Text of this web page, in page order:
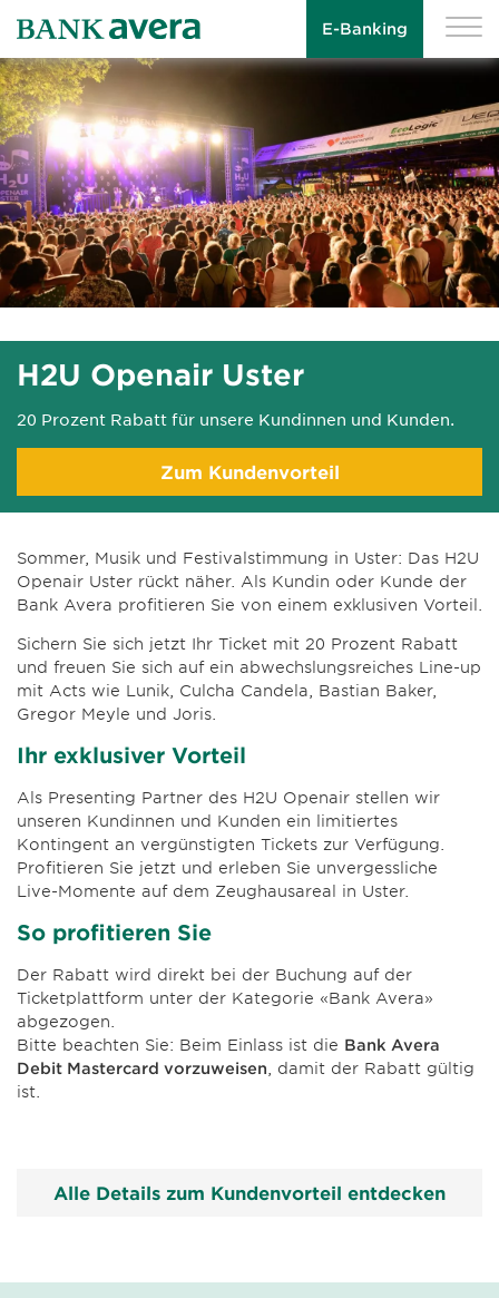
E-Banking
H2U Openair Uster
20 Prozent Rabatt für unsere Kundinnen und Kunden.
Zum Kundenvorteil
Sommer, Musik und Festivalstimmung in Uster: Das H2U
Openair Uster rückt näher. Als Kundin oder Kunde der
Bank Avera profitieren Sie von einem exklusiven Vorteil.
Sichern Sie sich jetzt Ihr Ticket mit 20 Prozent Rabatt
und freuen Sie sich auf ein abwechslungsreiches Line-up
mit Acts wie Lunik, Culcha Candela, Bastian Baker,
Gregor Meyle und Joris.
Ihr exklusiver Vorteil
Als Presenting Partner des H2U Openair stellen wir
unseren Kundinnen und Kunden ein limitiertes
Kontingent an vergünstigten Tickets zur Verfügung.
Profitieren Sie jetzt und erleben Sie unvergessliche
Live-Momente auf dem Zeughausareal in Uster.
So profitieren Sie
Der Rabatt wird direkt bei der Buchung auf der
Ticketplattform unter der Kategorie «Bank Avera»
abgezogen.
Bitte beachten Sie: Beim Einlass ist die Bank Avera
Debit Mastercard vorzuweisen , damit der Rabatt gültig
ist.
Alle Details zum Kundenvorteil entdecken